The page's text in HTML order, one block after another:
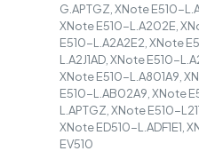
G.APTGZ, XNote E510-
XNote E510-L.A202E,
E510-L.A2A2E2, XNote
L.A2J1AD, XNote E510-
XNote E510-L.A801A9,
E510-L.AB02A9, XNote
L.APTGZ, XNote E510-
XNote ED510-L.ADF1E1,
EV510